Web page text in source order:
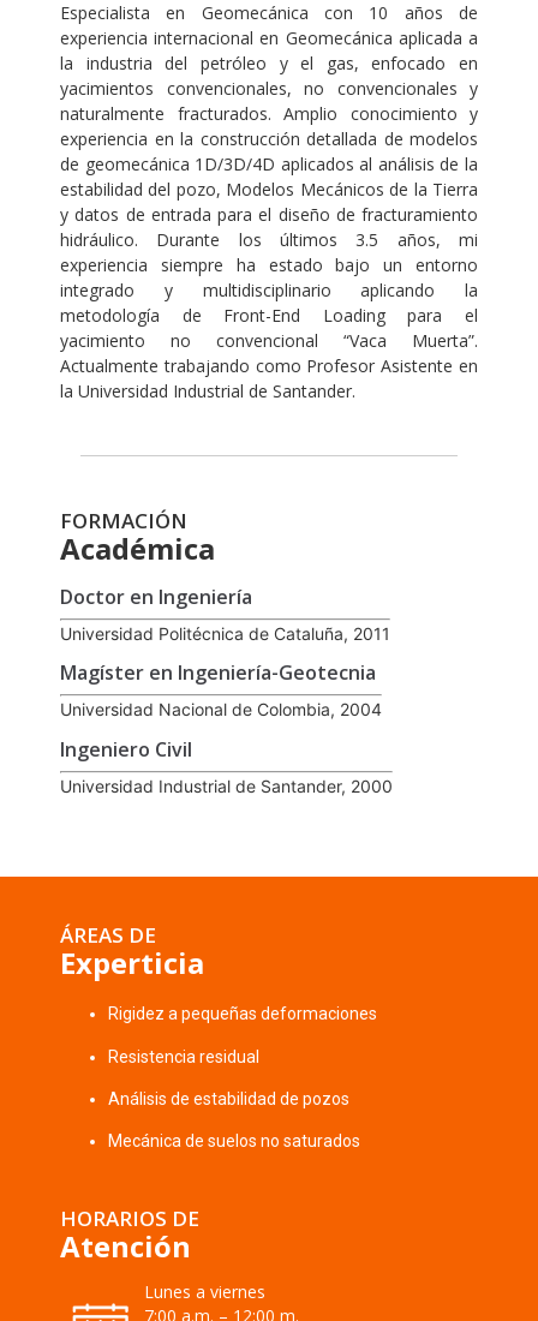
Especialista en Geomecánica con 10 años de
experiencia internacional en Geomecánica aplicada a
la industria del petróleo y el gas, enfocado en
yacimientos convencionales, no convencionales y
naturalmente fracturados. Amplio conocimiento y
experiencia en la construcción detallada de modelos
de geomecánica 1D/3D/4D aplicados al análisis de la
estabilidad del pozo, Modelos Mecánicos de la Tierra
y datos de entrada para el diseño de fracturamiento
hidráulico. Durante los últimos 3.5 años, mi
experiencia siempre ha estado bajo un entorno
integrado y multidisciplinario aplicando la
metodología de Front-End Loading para el
yacimiento no convencional “Vaca Muerta”.
Actualmente trabajando como Profesor Asistente en
la Universidad Industrial de Santander.
FORMACIÓN
Académica
Doctor en Ingeniería
Universidad Politécnica de Cataluña, 2011
Magíster en Ingeniería-Geotecnia
Universidad Nacional de Colombia, 2004
Ingeniero Civil
Universidad Industrial de Santander, 2000
ÁREAS DE
Experticia
Rigidez a pequeñas deformaciones
Resistencia residual
Análisis de estabilidad de pozos
Mecánica de suelos no saturados
HORARIOS DE
Atención
Lunes a viernes
7:00 a.m. – 12:00 m.